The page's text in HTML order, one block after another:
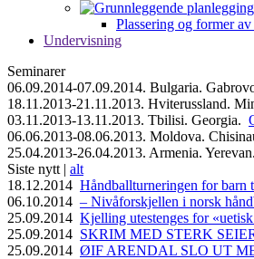
Plassering og former
Undervisning
Seminarer
06.09.2014-07.09.2014. Bulgaria.
18.11.2013-21.11.2013. Hviterussland.
03.11.2013-13.11.2013. Tbilisi. Georgia.
06.06.2013-08.06.2013. Moldova.
25.04.2013-26.04.2013. Armenia.
Siste nytt | alt
18.12.2014 Håndballturneringen for
06.10.2014 – Nivåforskjellen i norsk
25.09.2014 Kjelling utestenges for
25.09.2014 SKRIM MED STERK
25.09.2014 ØIF ARENDAL SLO UT